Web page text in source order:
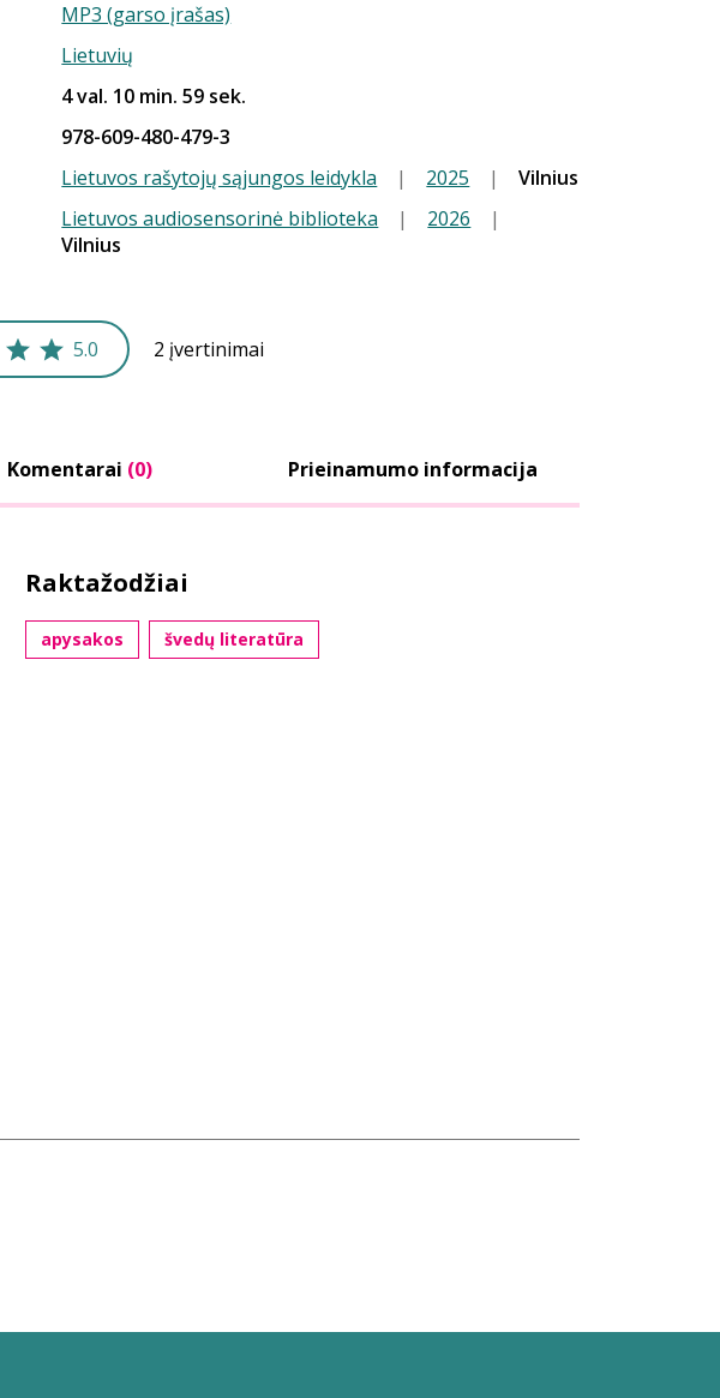
MP3 (garso įrašas)
Lietuvių
4 val. 10 min. 59 sek.
978-609-480-479-3
Lietuvos rašytojų sąjungos leidykla | 2025 |
Vilnius
Lietuvos audiosensorinė biblioteka | 2026
|
Vilnius
5.0 2 įvertinimai
Komentarai (0) Prieinamumo informacija
Raktažodžiai
apysakos švedų literatūra